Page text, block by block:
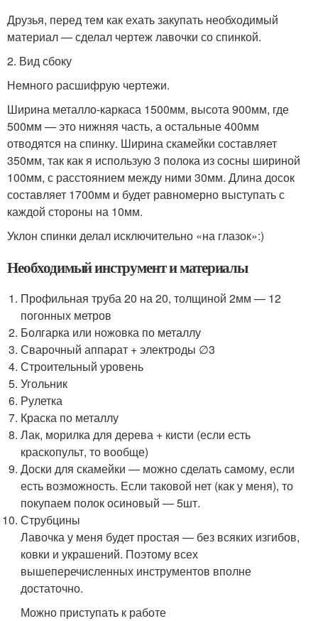
Друзья, перед тем как ехать закупать необходимый
материал — сделал чертеж лавочки со спинкой.
2. Вид сбоку
Немного расшифрую чертежи.
Ширина металло-каркаса 1500мм, высота 900мм, где
500мм — это нижняя часть, а остальные 400мм
отводятся на спинку. Ширина скамейки составляет
350мм, так как я использую 3 полока из сосны шириной
100мм, с расстоянием между ними 30мм. Длина досок
составляет 1700мм и будет равномерно выступать с
каждой стороны на 10мм.
Уклон спинки делал исключительно «на глазок»:)
Необходимый инструмент и материалы
Профильная труба 20 на 20, толщиной 2мм — 12
погонных метров
Болгарка или ножовка по металлу
Сварочный аппарат + электроды ∅3
Строительный уровень
Угольник
Рулетка
Краска по металлу
Лак, морилка для дерева + кисти (если есть
краскопульт, то вообще)
Доски для скамейки — можно сделать самому, если
есть возможность. Если таковой нет (как у меня), то
покупаем полок осиновый — 5шт.
Струбцины
Лавочка у меня будет простая — без всяких изгибов,
ковки и украшений. Поэтому всех
вышеперечисленных инструментов вполне
достаточно.
Можно приступать к работе